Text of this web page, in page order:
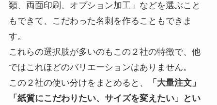
類、両面印刷、オプション加工」などを選ぶこと
もできて、こだわった名刺を作ることもできま
す。
これらの選択肢が多いのもこの２社の特徴で、他
ではこれほどのバリエーションはありません。
この２社の使い分けをまとめると、
「大量注文」
「紙質にこだわりたい、サイズを変えたい」とい